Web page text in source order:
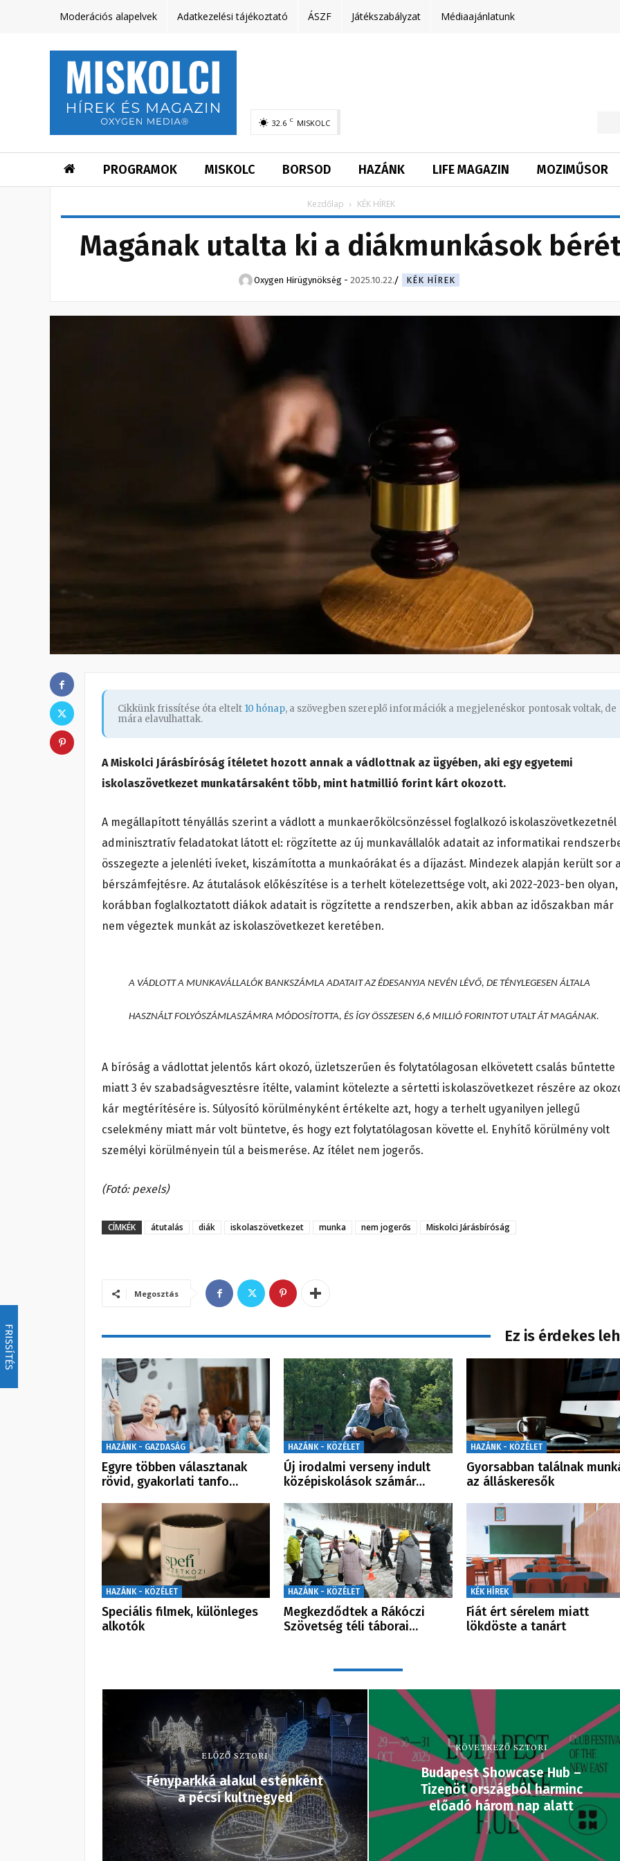
FRISSÍTÉS
Moderációs alapelvek Adatkezelési tájékoztató ÁSZF Játékszabályzat Médiaajánlatunk
32.6 C MISKOLC
PROGRAMOK MISKOLC BORSOD HAZÁNK LIFE MAGAZIN MOZIMŰSOR
Kezdőlap KÉK HÍREK
Magának utalta ki a diákmunkások
Oxygen Hirügynökség - 2025.10.22. KÉK HÍREK
Cikkünk frissítése óta eltelt 10 hónap, a szövegben szereplő információk a megjelenéskor pontosak voltak, de
mára elavulhattak.
A Miskolci Járásbíróság ítéletet hozott annak a vádlottnak az ügyében, aki egy egyetemi
iskolaszövetkezet munkatársaként több, mint hatmillió forint kárt okozott.
A megállapított tényállás szerint a vádlott a munkaerőkölcsönzéssel foglalkozó iskolaszövetkezetnél
adminisztratív feladatokat látott el: rögzítette az új munkavállalók adatait az informatikai
összegezte a jelenléti íveket, kiszámította a munkaórákat és a díjazást. Mindezek alapján került sor
bérszámfejtésre. Az átutalások előkészítése is a terhelt kötelezettsége volt, aki 2022-2023-ben olyan,
korábban foglalkoztatott diákok adatait is rögzítette a rendszerben, akik abban az időszakban már
nem végeztek munkát az iskolaszövetkezet keretében.
A VÁDLOTT A MUNKAVÁLLALÓK BANKSZÁMLA ADATAIT AZ ÉDESANYJA NEVÉN LÉVŐ, DE TÉNYLEGESEN ÁLTALA
HASZNÁLT FOLYÓSZÁMLASZÁMRA MÓDOSÍTOTTA, ÉS ÍGY ÖSSZESEN 6,6 MILLIÓ FORINTOT UTALT ÁT MAGÁNAK.
A bíróság a vádlottat jelentős kárt okozó, üzletszerűen és folytatólagosan elkövetett csalás bűntette
miatt 3 év szabadságvesztésre ítélte, valamint kötelezte a sértetti iskolaszövetkezet részére az
kár megtérítésére is. Súlyosító körülményként értékelte azt, hogy a terhelt ugyanilyen jellegű
cselekmény miatt már volt büntetve, és hogy ezt folytatólagosan követte el. Enyhítő körülmény volt
személyi körülményein túl a beismerése. Az ítélet nem jogerős.
(Fotó: pexels)
CÍMKÉK átutalás diák iskolaszövetkezet munka nem jogerős Miskolci Járásbíróság
Megosztás
Ez is érdekes
HAZÁNK - GAZDASÁG
Egyre többen választanak
rövid, gyakorlati tanfo…
HAZÁNK - KÖZÉLET
Új irodalmi verseny indult
középiskolások számár…
HAZÁNK - KÖZÉLET
Gyorsabban találnak
az álláskeresők
HAZÁNK - KÖZÉLET
Speciális filmek, különleges
alkotók
HAZÁNK - KÖZÉLET
Megkezdődtek a Rákóczi
Szövetség téli táborai…
KÉK HÍREK
Fiát ért sérelem miatt
lökdöste a tanárt
ELŐZŐ SZTORI
Fényparkká alakul esténként
a pécsi kultnegyed
KÖVETKEZŐ SZTORI
Budapest Showcase Hub –
Tizenöt országból harminc
előadó három nap alatt